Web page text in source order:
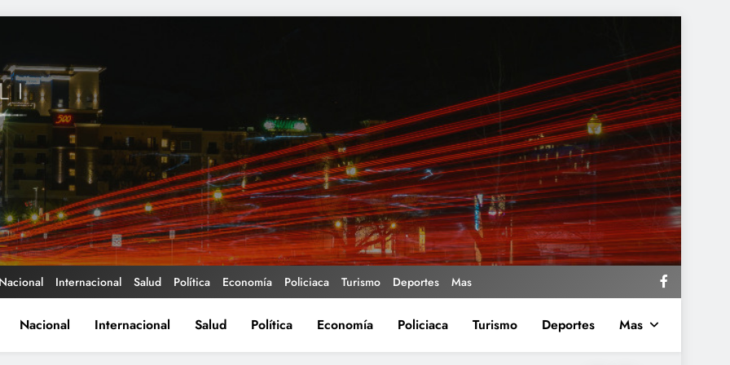
Nacional Internacional Salud Política Economía Policiaca Turismo Deportes Mas
Nacional Internacional Salud Política Economía Policiaca Turismo Deportes Mas